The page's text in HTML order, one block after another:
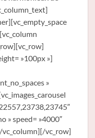
»100px »]
»
» speed= »4000″
vc_column][/vc_row]